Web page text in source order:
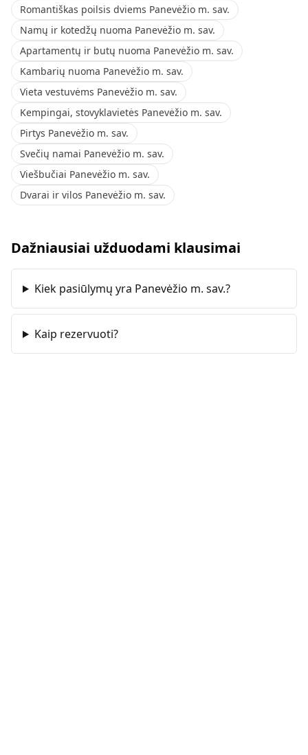
Romantiškas poilsis dviems Panevėžio m. sav.
Namų ir kotedžų nuoma Panevėžio m. sav.
Apartamentų ir butų nuoma Panevėžio m. sav.
Kambarių nuoma Panevėžio m. sav.
Vieta vestuvėms Panevėžio m. sav.
Kempingai, stovyklavietės Panevėžio m. sav.
Pirtys Panevėžio m. sav.
Svečių namai Panevėžio m. sav.
Viešbučiai Panevėžio m. sav.
Dvarai ir vilos Panevėžio m. sav.
Dažniausiai užduodami klausimai
Kiek pasiūlymų yra Panevėžio m. sav.?
Kaip rezervuoti?